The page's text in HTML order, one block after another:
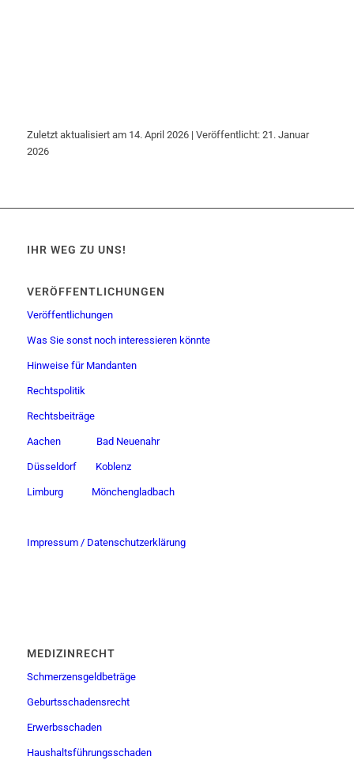
Zuletzt aktualisiert am 14. April 2026 | Veröffentlicht: 21. Januar
2026
IHR WEG ZU UNS!
VERÖFFENTLICHUNGEN
Veröffentlichungen
Was Sie sonst noch interessieren könnte
Hinweise für Mandanten
Rechtspolitik
Rechtsbeiträge
Aachen Bad Neuenahr
Düsseldorf Koblenz
Limburg Mönchengladbach
Impressum / Datenschutzerklärung
MEDIZINRECHT
Schmerzensgeldbeträge
Geburtsschadensrecht
Erwerbsschaden
Haushaltsführungsschaden